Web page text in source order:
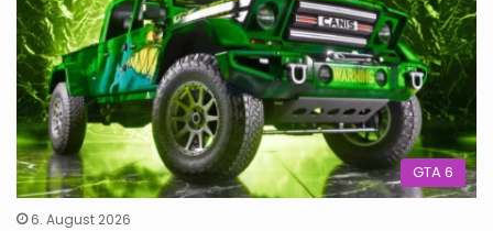
GTA 6
6. August 2026